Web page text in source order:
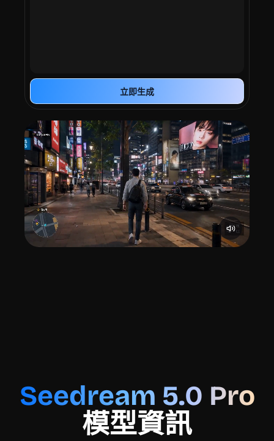
立即生成
Seedream 5.0 Pro
模型資訊